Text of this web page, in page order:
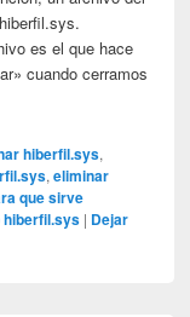
es el que hace
cuando cerramos
hiberfil.sys,
,eliminar
que sirve
hiberfil.sys | Dejar